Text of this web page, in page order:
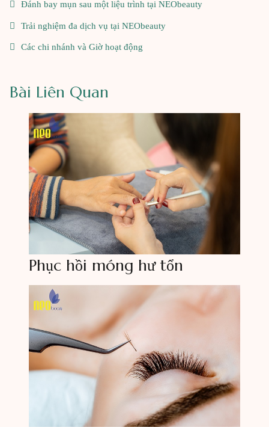
Đánh bay mụn sau một liệu trình tại NEObeauty
Trải nghiệm đa dịch vụ tại NEObeauty
Các chi nhánh và Giờ hoạt động
Bài Liên Quan
Phục hồi móng hư tổn